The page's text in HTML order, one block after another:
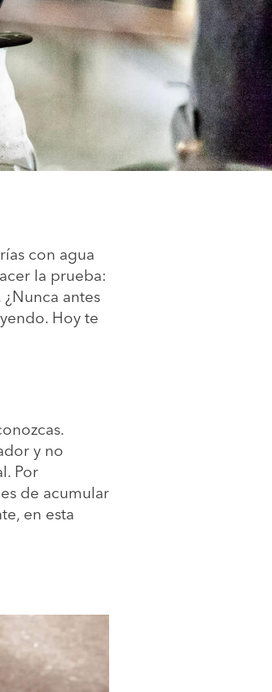
con agua
la prueba:
antes
Hoy te
y no
Por
de acumular
en esta